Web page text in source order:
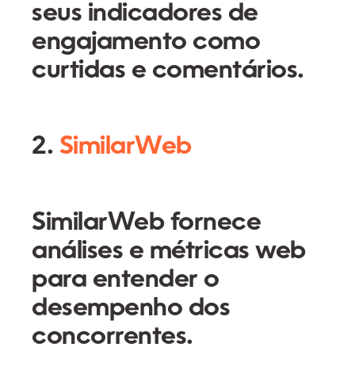
seus indicadores de
engajamento como
curtidas e comentários.
2. SimilarWeb
SimilarWeb fornece
análises e métricas web
para entender o
desempenho dos
concorrentes.